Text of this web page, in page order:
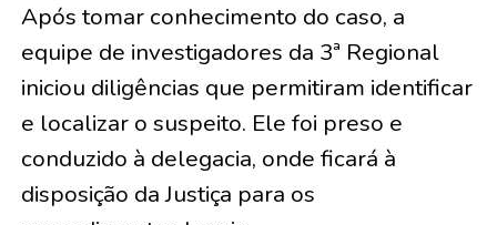
Após tomar conhecimento do caso, a
equipe de investigadores da 3ª Regional
iniciou diligências que permitiram identificar
e localizar o suspeito. Ele foi preso e
conduzido à delegacia, onde ficará à
disposição da Justiça para os